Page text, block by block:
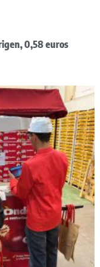
0,58 euros